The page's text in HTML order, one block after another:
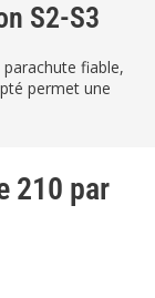
S2-S3
fiable,
permet une
210 par